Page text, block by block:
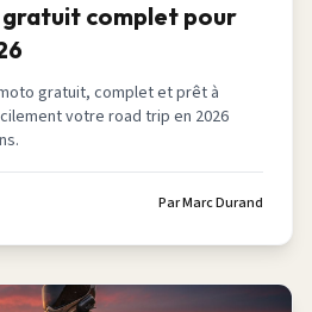
complet pour
gratuit, complet et prêt à
votre road trip en 2026
ParMarc Durand